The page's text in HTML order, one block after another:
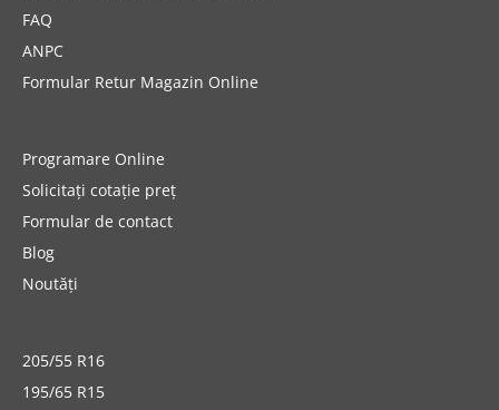
FAQ
ANPC
Formular Retur Magazin Online
Programare Online
Solicitați cotație preț
Formular de contact
Blog
Noutăți
205/55 R16
195/65 R15